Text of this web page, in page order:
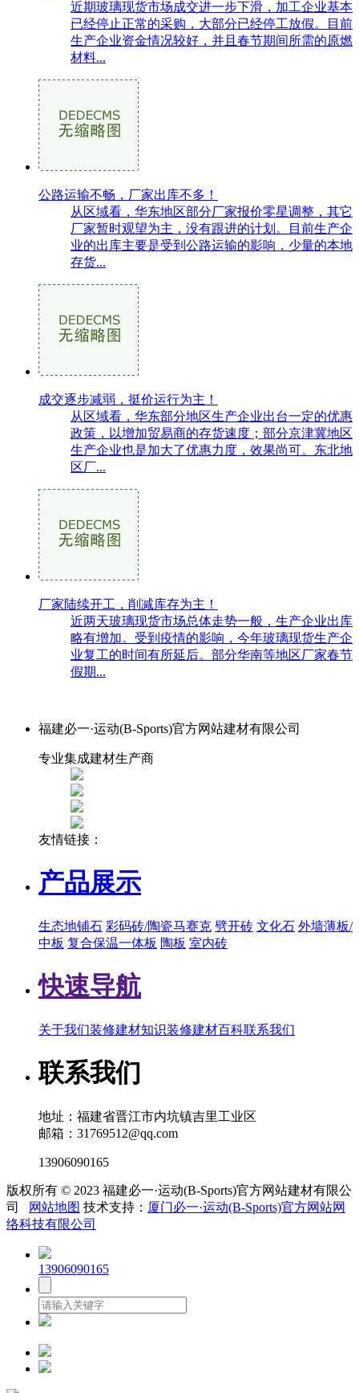
近期玻璃现货市场成交进一步下滑，加工企业基本
已经停止正常的采购，大部分已经停工放假。目前
生产企业资金情况较好，并且春节期间所需的原燃
材料...
公路运输不畅，厂家出库不多！
从区域看，华东地区部分厂家报价零星调整，其它
厂家暂时观望为主，没有跟进的计划。目前生产企
业的出库主要是受到公路运输的影响，少量的本地
存货...
成交逐步减弱，挺价运行为主！
从区域看，华东部分地区生产企业出台一定的优惠
政策，以增加贸易商的存货速度；部分京津冀地区
生产企业也是加大了优惠力度，效果尚可。东北地
区厂...
厂家陆续开工，削减库存为主！
近两天玻璃现货市场总体走势一般，生产企业出库
略有增加。受到疫情的影响，今年玻璃现货生产企
业复工的时间有所延后。部分华南等地区厂家春节
假期...
福建必一·运动(B-Sports)官方网站建材有限公司
专业集成建材生产商
友情链接：
产品展示
生态地铺石 彩码砖/陶瓷马赛克 劈开砖 文化石 外墙薄板/
中板 复合保温一体板 陶板 室内砖
快速导航
关于我们装修建材知识装修建材百科联系我们
联系我们
地址：福建省晋江市内坑镇吉里工业区
邮箱：31769512@qq.com
13906090165
版权所有 © 2023 福建必一·运动(B-Sports)官方网站建材有限公
司
网站地图 技术支持： 厦门必一·运动(B-Sports)官方网站网
络科技有限公司
13906090165